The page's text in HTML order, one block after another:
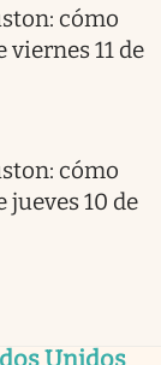
cómo
viernes 11 de
cómo
jueves 10 de
Unidos